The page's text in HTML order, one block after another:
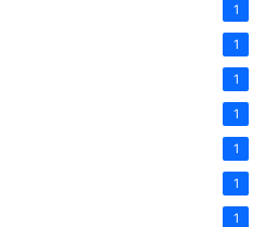
1
1
1
1
1
1
1